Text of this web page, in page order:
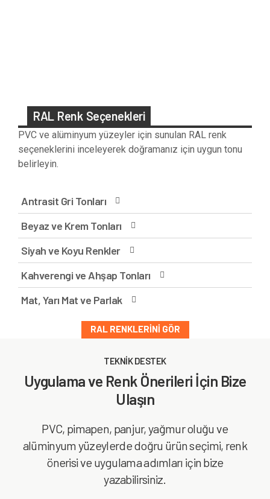
RAL Renk Seçenekleri
PVC ve alüminyum yüzeyler için sunulan RAL renk
seçeneklerini inceleyerek doğramanız için uygun tonu
belirleyin.
Antrasit Gri Tonları
Beyaz ve Krem Tonları
Siyah ve Koyu Renkler
Kahverengi ve Ahşap Tonları
Mat, Yarı Mat ve Parlak
RAL RENKLERINI GÖR
TEKNİK DESTEK
Uygulama ve Renk Önerileri İçin Bize
Ulaşın
PVC, pimapen, panjur, yağmur oluğu ve
alüminyum yüzeylerde doğru ürün seçimi, renk
önerisi ve uygulama adımları için bize
yazabilirsiniz.